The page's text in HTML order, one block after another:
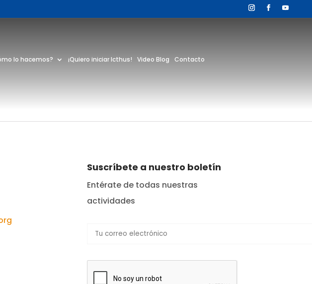
lo hacemos? ¡Quiero iniciar Icthus! Video Blog Contacto
Suscríbete a nuestro boletín
Entérate de todas nuestras
actividades